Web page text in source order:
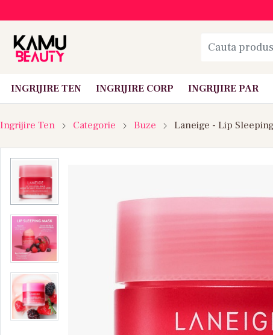
INGRIJIRE TEN INGRIJIRE CORP INGRIJIRE PAR
Ingrijire Ten Categorie Buze Laneige - Lip